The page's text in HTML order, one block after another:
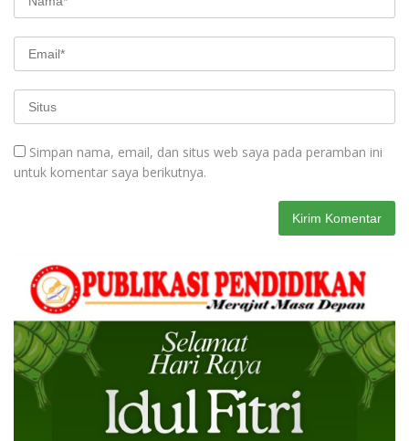
Simpan nama, email, dan situs web saya pada peramban ini
untuk komentar saya berikutnya.